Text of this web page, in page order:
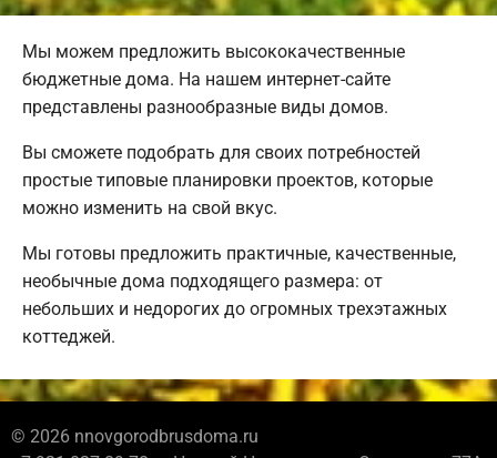
Мы можем предложить высококачественные
бюджетные дома. На нашем интернет-сайте
представлены разнообразные виды домов.
Вы сможете подобрать для своих потребностей
простые типовые планировки проектов, которые
можно изменить на свой вкус.
Мы готовы предложить практичные, качественные,
необычные дома подходящего размера: от
небольших и недорогих до огромных трехэтажных
коттеджей.
© 2026 nnovgorodbrusdoma.ru